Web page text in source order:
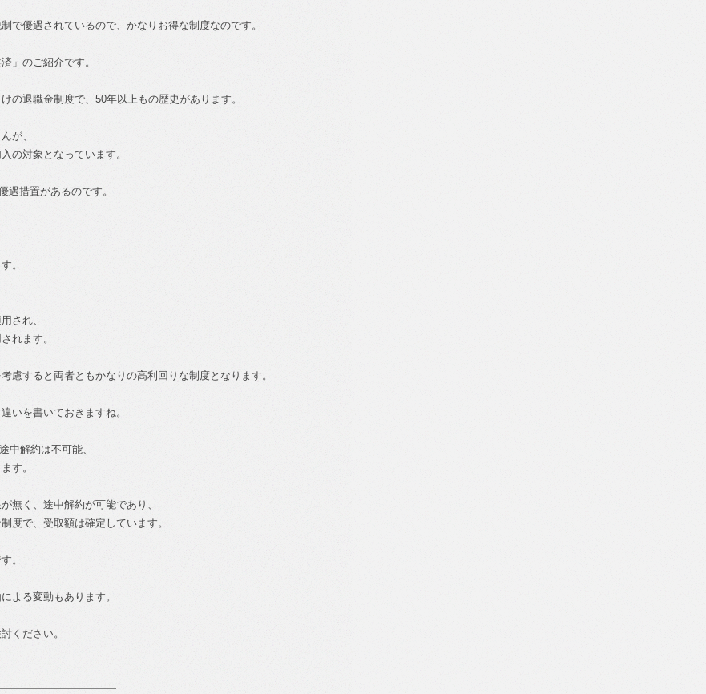
で優遇されているので、かなりお得な制度なのです。
」のご紹介です。
の退職金制度で、50年以上もの歴史があります。
が、
の対象となっています。
遇措置があるのです。
。
され、
れます。
慮すると両者ともかなりの高利回りな制度となります。
いを書いておきますね。
中解約は不可能、
す。
無く、途中解約が可能であり、
度で、受取額は確定しています。
。
よる変動もあります。
ください。